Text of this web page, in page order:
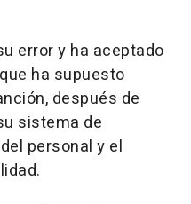
error y ha aceptado
ha supuesto
después de
sistema de
personal y el